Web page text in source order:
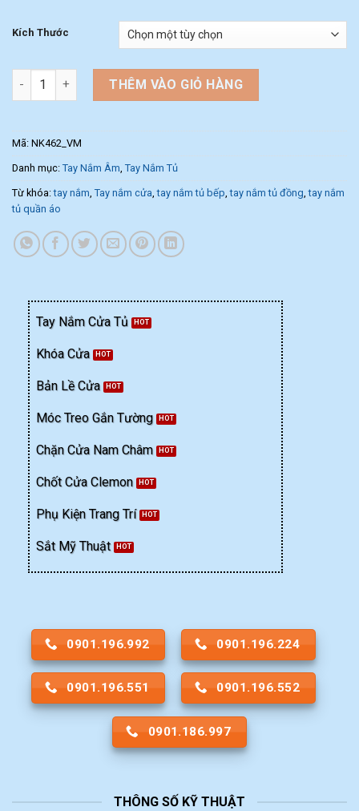
Kích Thước
Tay nắm âm tủ màu vàng mờ NK462-VM (Màu Vàng Mờ) số
THÊM VÀO GIỎ HÀNG
Mã: NK462_VM
Danh mục: Tay Nắm Âm Tay Nắm Tủ
Từ khóa:tay nắm Tay nắm cửa ,tay nắm tủ bếp ,tay nắm tủ đồng ,tay nắm
tủ quần áo
Tay Nắm Cửa Tủ
Khóa Cửa
Bản Lề Cửa
Móc Treo Gắn Tường
Chặn Cửa Nam Châm
Chốt Cửa Clemon
Phụ Kiện Trang Trí
Sắt Mỹ Thuật
0901.196.992 0901.196.224
0901.196.551 0901.196.552
0901.186.997
THÔNG SỐ KỸ THUẬT